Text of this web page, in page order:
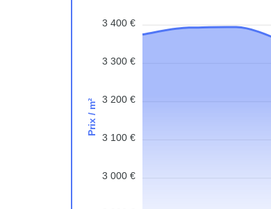
3 400 €
3 300 €
3 200 €
3 100 €
3 000 €
Prix / m²